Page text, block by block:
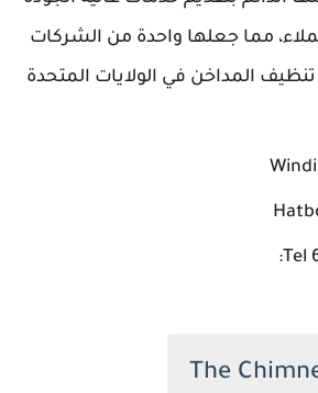
مما جعلها واحدة من الشركات
المداخن في الولايات المتحدة